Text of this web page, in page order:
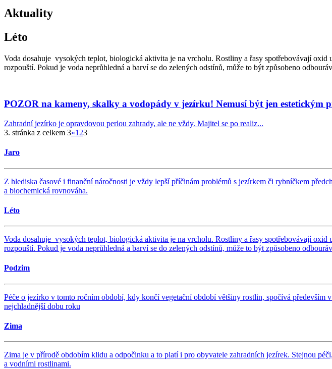
Aktuality
Léto
Voda dosahuje vysokých teplot, biologická aktivita je na vrcholu. Rostliny a řasy spotřebovávají
rozpouští. Pokud je voda neprůhledná a barví se do zelených odstínů, může to být způsobeno
POZOR na kameny, skalky a vodopády v jezírku! Nemusí být jen estetickým
Zahradní jezírko je opravdovou perlou zahrady, ale ne vždy. Majitel se po realiz...
3. stránka z celkem 3«1 23
Jaro
Z hlediska časové i finanční náročnosti je vždy lepší příčinám problémů s jezírkem či rybníčkem
a biochemická rovnováha.
Léto
Voda dosahuje vysokých teplot, biologická aktivita je na vrcholu. Rostliny a řasy spotřebovávají
rozpouští. Pokud je voda neprůhledná a barví se do zelených odstínů, může to být způsobeno
Podzim
Péče o jezírko v tomto ročním období, kdy končí vegetační období většiny rostlin, spočívá
nejchladnější dobu roku
Zima
Zima je v přírodě obdobím klidu a odpočinku a to platí i pro obyvatele zahradních jezírek. Stejnou
a vodními rostlinami.